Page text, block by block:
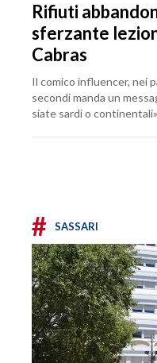
Rifiuti
sferzante
Cabras
Il comico influencer, nei
secondi manda un
siate sardi o continentali»
# SASSARI